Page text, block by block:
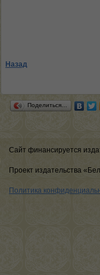
Назад
Поделиться…
Сайт финансируется
Проект издательства
Политика